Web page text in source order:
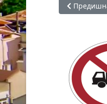
Предишна